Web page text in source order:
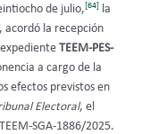
de julio,[64]
la
, acordó la recepción
TEEM-PES-
a cargo de la
efectos previstos en
Electoral, el
SGA-1886/2025.